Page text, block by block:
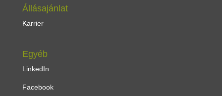
Állásajánlat
Karrier
Egyéb
LinkedIn
Facebook